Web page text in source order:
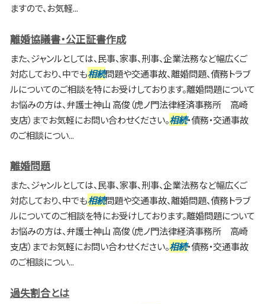
ますので、お気軽...
離婚協議書・公正証書作成
また、ジャンルとしては、民事、家事、刑事、企業法務など幅広くご
対応しており、中でも相続問題や交通事故、離婚問題、債務トラブ
ルについてのご相談を特にお受けしております。離婚問題について
お悩みの方は、弁護士神山 高俊（虎ノ門法律経済事務所 高崎
支店）までお気軽にお問い合わせください。相続・債務・交通事故
のご相談につい...
離婚問題
また、ジャンルとしては、民事、家事、刑事、企業法務など幅広くご
対応しており、中でも相続問題や交通事故、離婚問題、債務トラブ
ルについてのご相談を特にお受けしております。離婚問題について
お悩みの方は、弁護士神山 高俊（虎ノ門法律経済事務所 高崎
支店）までお気軽にお問い合わせください。相続・債務・交通事故
のご相談につい...
過失割合とは